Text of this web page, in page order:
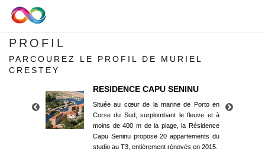
PROFIL
PARCOUREZ LE PROFIL DE MURIEL
CRESTEY
RESIDENCE CAPU SENINU
Située au cœur de la marine de Porto en
Corse du Sud, surplombant le fleuve et à
moins de 400 m de la plage, la Résidence
Capu Seninu propose 20 appartements du
studio au T3, entièrement rénovés en 2015.